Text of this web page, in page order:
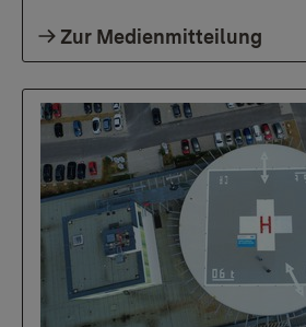
Zur Medienmitteilung